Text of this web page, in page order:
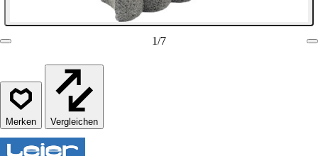
1/7
Vergleichen